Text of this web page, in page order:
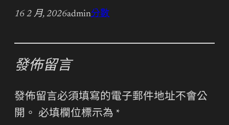
16 2 月, 2026admin分數
發佈留言
發佈留言必須填寫的電子郵件地址不會公
開。 必填欄位標示為 *